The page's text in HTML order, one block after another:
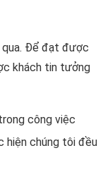
qua. Để đạt được
khách tin tưởng
công việc
hiện chúng tôi đều